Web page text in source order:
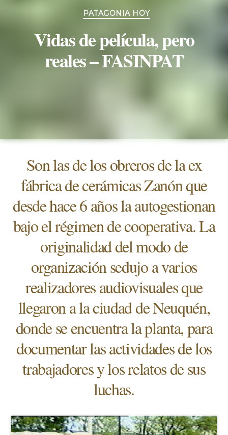
Categorías
PATAGONIA HOY
Vidas de película, pero
reales – FASINPAT
Son las de los obreros de la ex
fábrica de cerámicas Zanón que
desde hace 6 años la autogestionan
bajo el régimen de cooperativa. La
originalidad del modo de
organización sedujo a varios
realizadores audiovisuales que
llegaron a la ciudad de Neuquén,
donde se encuentra la planta, para
documentar las actividades de los
trabajadores y los relatos de sus
luchas.